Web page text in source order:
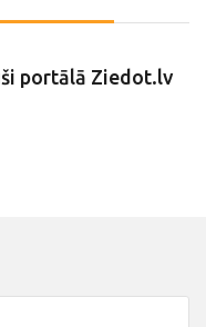
portālā Ziedot.lv